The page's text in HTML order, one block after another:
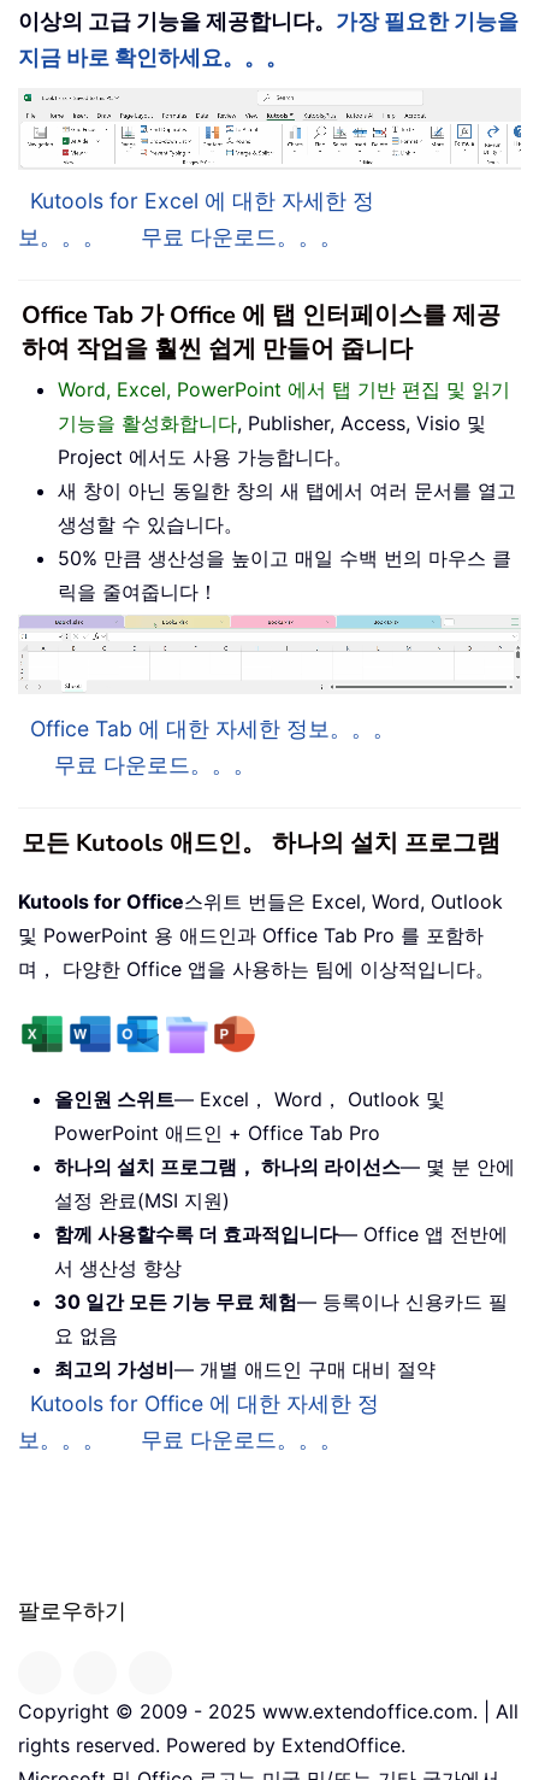
이상의 고급 기능을 제공합니다。 가장 필요한 기능을
지금 바로 확인하세요。。。
Kutools for Excel 에 대한 자세한 정
보。。。
무료 다운로드。。。
Office Tab 가 Office 에 탭 인터페이스를 제공
하여 작업을 훨씬 쉽게 만들어 줍니다
Word, Excel, PowerPoint 에서 탭 기반 편집 및 읽기
기능을 활성화합니다, Publisher, Access, Visio 및
Project 에서도 사용 가능합니다。
새 창이 아닌 동일한 창의 새 탭에서 여러 문서를 열고
생성할 수 있습니다。
50% 만큼 생산성을 높이고 매일 수백 번의 마우스 클
릭을 줄여줍니다！
Office Tab 에 대한 자세한 정보。。。
무료 다운로드。。。
모든 Kutools 애드인。 하나의 설치 프로그램
Kutools for Office스위트 번들은 Excel, Word, Outlook
및 PowerPoint 용 애드인과 Office Tab Pro 를 포함하
며， 다양한 Office 앱을 사용하는 팀에 이상적입니다。
올인원 스위트— Excel， Word， Outlook 및
PowerPoint 애드인 + Office Tab Pro
하나의 설치 프로그램， 하나의 라이선스— 몇 분 안에
설정 완료(MSI 지원)
함께 사용할수록 더 효과적입니다— Office 앱 전반에
서 생산성 향상
30 일간 모든 기능 무료 체험— 등록이나 신용카드 필
요 없음
최고의 가성비— 개별 애드인 구매 대비 절약
Kutools for Office 에 대한 자세한 정
보。。。
무료 다운로드。。。
팔로우하기
Copyright © 2009 - 2025 www.extendoffice.com. | All
rights reserved. Powered by ExtendOffice.